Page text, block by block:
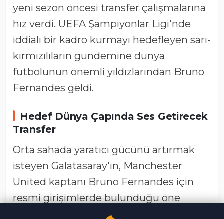
yeni sezon öncesi transfer çalışmalarına
hız verdi. UEFA Şampiyonlar Ligi'nde
iddialı bir kadro kurmayı hedefleyen sarı-
kırmızılıların gündemine dünya
futbolunun önemli yıldızlarından Bruno
Fernandes geldi.
Hedef Dünya Çapında Ses Getirecek
Transfer
Orta sahada yaratıcı gücünü artırmak
isteyen Galatasaray'ın, Manchester
United kaptanı Bruno Fernandes için
resmi girişimlerde bulunduğu öne
sürüldü. Daha önce de Portekizli yıldızla